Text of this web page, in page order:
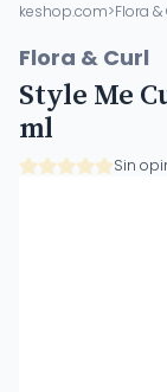
keshop.com>Flora &
Flora & Curl
Style Me
ml
Sin